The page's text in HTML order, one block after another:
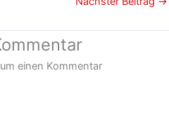
einen Kommentar